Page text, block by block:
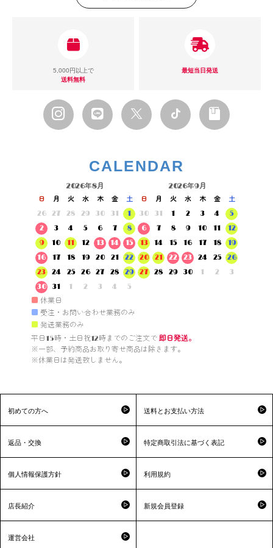
5,000円以上で
送料無料
最短当日発送
CALENDAR
2026年8月
日 月 火 水 木 金
土
26
27 28 29 30 31
1
2
3 4 5 6 7
8
9
10 11 12 13 14
15
16
17 18 19 20 21
22
23
24 25 26 27 28
29
30
31 1 2 3 4 5
2026年9月
日 月 火 水 木 金
土
30
31 1 2 3 4
5
6
7 8 9 10 11
12
13
14 15 16 17 18
19
20
21 22 23 24 25
26
27
28 29 30 1 2 3
■ 休業日
■ 受注・お問い合わせ業務のみ
■ 発送業務のみ
平日15時・土日祝12時までのご注文で 即日発送。
※一部、予約商品お取り寄せ商品は除きます。
※休業日は発送致しません。
初めての方へ 送料とお支払い方法
返品・交換 特定商取引法に基づく表記
個人情報保護方針 利用規約
店長紹介 新規会員登録
運営会社